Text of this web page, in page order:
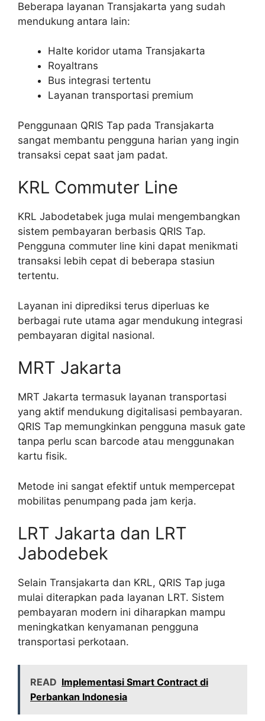
Beberapa layanan Transjakarta yang sudah
mendukung antara lain:
Halte koridor utama Transjakarta
Royaltrans
Bus integrasi tertentu
Layanan transportasi premium
Penggunaan QRIS Tap pada Transjakarta
sangat membantu pengguna harian yang ingin
transaksi cepat saat jam padat.
KRL Commuter Line
KRL Jabodetabek juga mulai mengembangkan
sistem pembayaran berbasis QRIS Tap.
Pengguna commuter line kini dapat menikmati
transaksi lebih cepat di beberapa stasiun
tertentu.
Layanan ini diprediksi terus diperluas ke
berbagai rute utama agar mendukung integrasi
pembayaran digital nasional.
MRT Jakarta
MRT Jakarta termasuk layanan transportasi
yang aktif mendukung digitalisasi pembayaran.
QRIS Tap memungkinkan pengguna masuk gate
tanpa perlu scan barcode atau menggunakan
kartu fisik.
Metode ini sangat efektif untuk mempercepat
mobilitas penumpang pada jam kerja.
LRT Jakarta dan LRT
Jabodebek
Selain Transjakarta dan KRL, QRIS Tap juga
mulai diterapkan pada layanan LRT. Sistem
pembayaran modern ini diharapkan mampu
meningkatkan kenyamanan pengguna
transportasi perkotaan.
READ Implementasi Smart Contract di
Perbankan Indonesia